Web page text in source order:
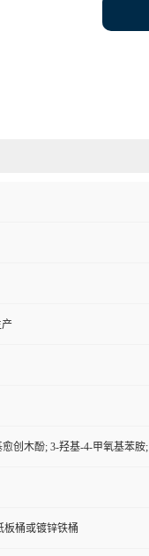
创木酚; 3-羟基-4-甲氧基苯胺;
板桶或镀锌铁桶